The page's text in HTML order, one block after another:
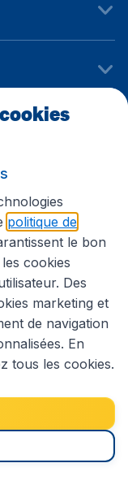
générales
politique de
le bon
cookies
Des
marketing et
de navigation
En
tous les cookies.